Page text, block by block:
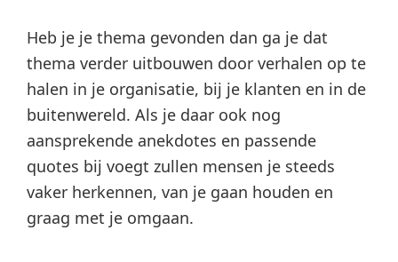
Heb je je thema gevonden dan ga je dat
thema verder uitbouwen door verhalen op te
halen in je organisatie, bij je klanten en in de
buitenwereld. Als je daar ook nog
aansprekende anekdotes en passende
quotes bij voegt zullen mensen je steeds
vaker herkennen, van je gaan houden en
graag met je omgaan.